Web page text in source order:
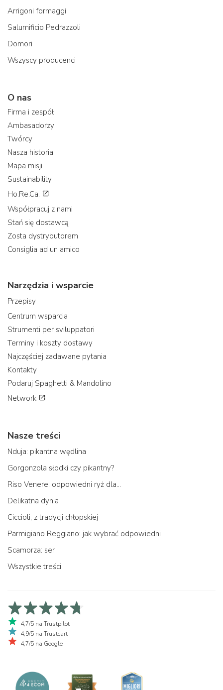
Arrigoni formaggi
Salumificio Pedrazzoli
Domori
Wszyscy producenci
O nas
Firma i zespół
Ambasadorzy
Twórcy
Nasza historia
Mapa misji
Sustainability
Ho.Re.Ca.
Współpracuj z nami
Stań się dostawcą
Zosta dystrybutorem
Consiglia ad un amico
Narzędzia i wsparcie
Przepisy
Centrum wsparcia
Strumenti per sviluppatori
Terminy i koszty dostawy
Najczęściej zadawane pytania
Kontakty
Podaruj Spaghetti & Mandolino
Network
Nasze treści
Nduja: pikantna wędlina
Gorgonzola słodki czy pikantny?
Riso Venere: odpowiedni ryż dla...
Delikatna dynia
Ciccioli, z tradycji chłopskiej
Parmigiano Reggiano: jak wybrać odpowiedni
Scamorza: ser
Wszystkie treści
4,7/5 na Trustpilot
4,9/5 na Trustcart
4,7/5 na Google